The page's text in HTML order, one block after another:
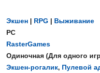
Экшен | RPG | Выживание
PC
RasterGames
Одиночная (Для одного
Экшен-рогалик, Пулевой